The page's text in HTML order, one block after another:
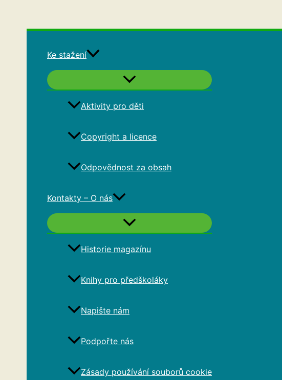
Ke stažení
Aktivity pro děti
Copyright a licence
Odpovědnost za obsah
Kontakty – O nás
Historie magazínu
Knihy pro předškoláky
Napište nám
Podpořte nás
Zásady používání souborů cookie